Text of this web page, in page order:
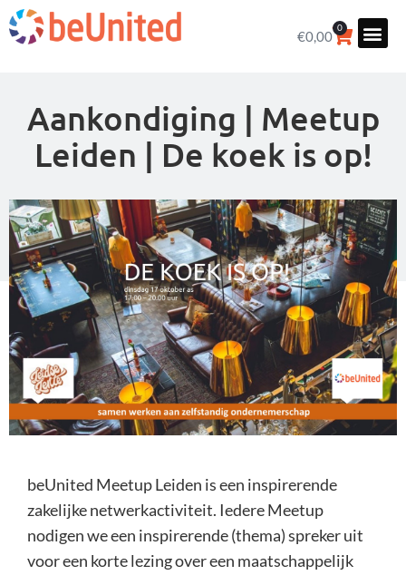
€0,00
0
Aankondiging | Meetup
Leiden | De koek is op!
beUnited Meetup Leiden is een inspirerende
zakelijke netwerkactiviteit. Iedere Meetup
nodigen we een inspirerende (thema) spreker uit
voor een korte lezing over een maatschappelijk